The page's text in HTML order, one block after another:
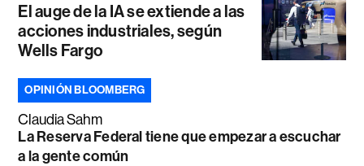
El auge de la IA se extiende a las
acciones industriales, según
Wells Fargo
OPINIÓN BLOOMBERG
Claudia Sahm
La Reserva Federal tiene que empezar a escuchar
a la gente común